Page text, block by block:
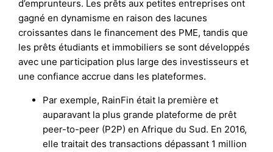
d’emprunteurs. Les prêts aux petites entreprises ont
gagné en dynamisme en raison des lacunes
croissantes dans le financement des PME, tandis que
les prêts étudiants et immobiliers se sont développés
avec une participation plus large des investisseurs et
une confiance accrue dans les plateformes.
Par exemple, RainFin était la première et
auparavant la plus grande plateforme de prêt
peer-to-peer (P2P) en Afrique du Sud. En 2016,
elle traitait des transactions dépassant 1 million